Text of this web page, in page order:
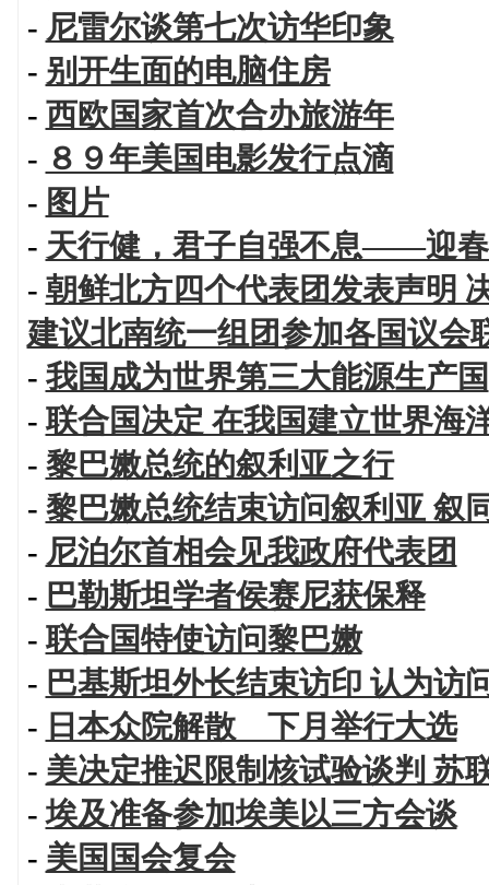
- 尼雷尔谈第七次访华印象
- 别开生面的电脑住房
- 西欧国家首次合办旅游年
- ８９年美国电影发行点滴
- 图片
- 天行健，君子自强不息——迎
- 朝鲜北方四个代表团发表声明
建议北南统一组团参加各国议会
- 我国成为世界第三大能源生产国
-联合国决定 在我国建立世界海
- 黎巴嫩总统的叙利亚之行
- 黎巴嫩总统结束访问叙利亚 叙
- 尼泊尔首相会见我政府代表团
- 巴勒斯坦学者侯赛尼获保释
-联合国特使访问黎巴嫩
- 巴基斯坦外长结束访印 认为访
- 日本众院解散 下月举行大选
- 美决定推迟限制核试验谈判 苏
-埃及准备参加埃美以三方会谈
- 美国国会复会